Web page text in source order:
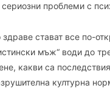
проблеми с
стават все по-
мъж“ води до
какви са
културна